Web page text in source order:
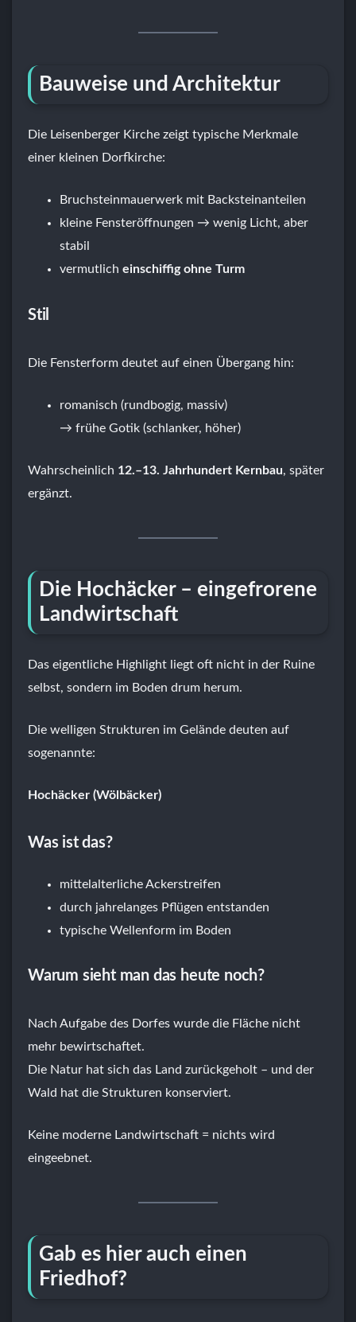
Bauweise und Architektur
Die Leisenberger Kirche zeigt typische Merkmale
einer kleinen Dorfkirche:
Bruchsteinmauerwerk mit Backsteinanteilen
kleine Fensteröffnungen → wenig Licht, aber
stabil
vermutlich einschiffig ohne Turm
Stil
Die Fensterform deutet auf einen Übergang hin:
romanisch (rundbogig, massiv)
→ frühe Gotik (schlanker, höher)
Wahrscheinlich 12.–13. Jahrhundert Kernbau, später
ergänzt.
Die Hochäcker – eingefrorene
Landwirtschaft
Das eigentliche Highlight liegt oft nicht in der Ruine
selbst, sondern im Boden drum herum.
Die welligen Strukturen im Gelände deuten auf
sogenannte:
Hochäcker (Wölbäcker)
Was ist das?
mittelalterliche Ackerstreifen
durch jahrelanges Pflügen entstanden
typische Wellenform im Boden
Warum sieht man das heute noch?
Nach Aufgabe des Dorfes wurde die Fläche nicht
mehr bewirtschaftet.
Die Natur hat sich das Land zurückgeholt – und der
Wald hat die Strukturen konserviert.
Keine moderne Landwirtschaft = nichts wird
eingeebnet.
Gab es hier auch einen
Friedhof?